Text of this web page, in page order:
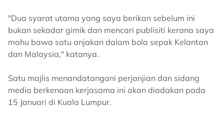
"Dua syarat utama yang saya berikan sebelum ini
bukan sekadar gimik dan mencari publisiti kerana saya
mahu bawa satu anjakan dalam bola sepak Kelantan
dan Malaysia," katanya.
Satu majlis menandatangani perjanjian dan sidang
media berkenaan kerjasama ini akan diadakan pada
15 Januari di Kuala Lumpur.